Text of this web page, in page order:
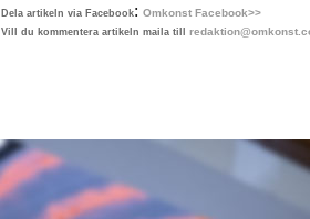
Dela artikeln via Facebook: Omkonst Facebook>>
Vill du kommentera artikeln maila till